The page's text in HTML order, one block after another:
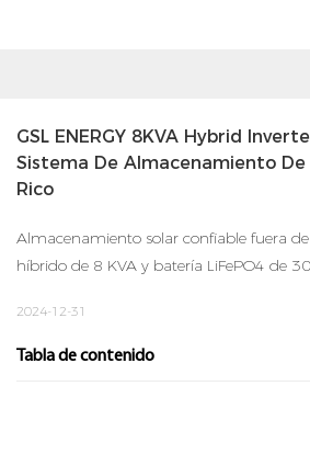
GSL ENERGY 8KVA Hybrid
Sistema De Almacenamiento
Rico
Almacenamiento solar confiable fuera
híbrido de 8 KVA y batería LiFePO4 de
2024-12-31
Tabla de contenido